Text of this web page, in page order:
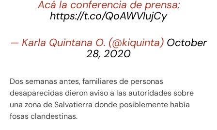
Acá la conferencia de prensa:
https://t.co/QoAWVlujCy
— Karla Quintana O. (@kiquinta) October
28, 2020
Dos semanas antes, familiares de personas
desaparecidas dieron aviso a las autoridades sobre
una zona de Salvatierra donde posiblemente había
fosas clandestinas.